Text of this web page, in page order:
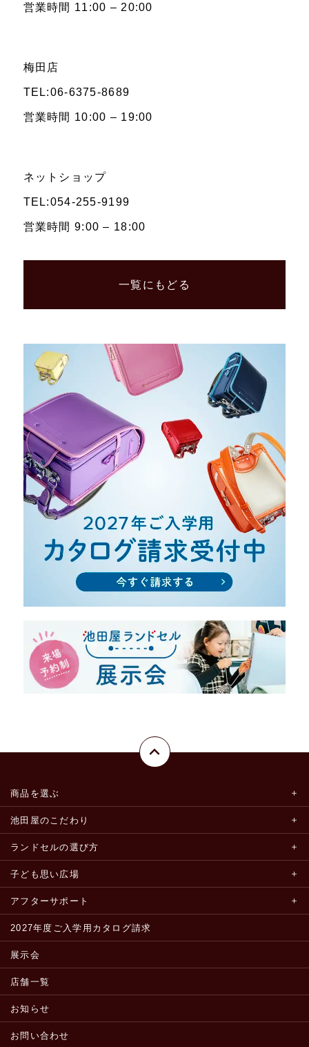
営業時間 11:00 – 20:00
梅田店
TEL:06-6375-8689
営業時間 10:00 – 19:00
ネットショップ
TEL:054-255-9199
営業時間 9:00 – 18:00
一覧にもどる
商品を選ぶ
池田屋のこだわり
ランドセルの選び方
子ども思い広場
アフターサポート
2027年度ご入学用カタログ請求
展示会
店舗一覧
お知らせ
お問い合わせ